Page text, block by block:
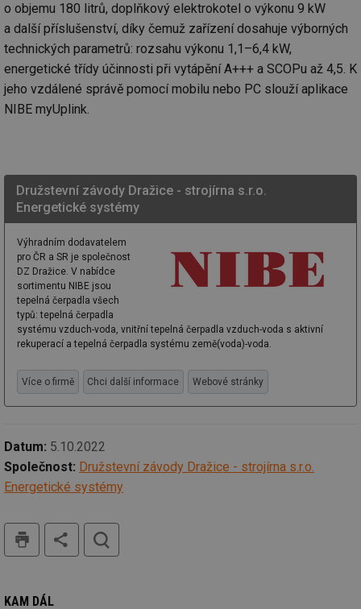
o objemu 180 litrů, doplňkový elektrokotel o výkonu 9 kW
a další příslušenství, díky čemuž zařízení dosahuje výborných
technických parametrů: rozsahu výkonu 1,1–6,4 kW,
energetické třídy účinnosti při vytápění A+++ a SCOPu až 4,5. K
jeho vzdálené správě pomocí mobilu nebo PC slouží aplikace
NIBE myUplink.
Družstevní závody Dražice - strojírna s.r.o.
Energetické systémy
Výhradním dodavatelem
pro ČR a SR je společnost
DZ Dražice. V nabídce
sortimentu NIBE jsou
tepelná čerpadla všech
typů: tepelná čerpadla
systému vzduch-voda, vnitřní tepelná čerpadla vzduch-voda s aktivní
rekuperací a tepelná čerpadla systému země(voda)-voda.
Více o firmě Chci další informace Webové stránky
Datum: 5.10.2022
Společnost: Družstevní závody Dražice - strojírna s.r.o.
Energetické systémy
KAM DÁL